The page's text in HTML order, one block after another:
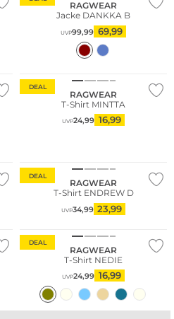
RAGWEAR
Jacke DANKKA B
UVP99,99 69,99
DEAL
RAGWEAR
T-Shirt MINTTA
UVP24,99 16,99
DEAL
RAGWEAR
T-Shirt ENDREW D
UVP34,99 23,99
DEAL
RAGWEAR
T-Shirt NEDIE
UVP24,99 16,99